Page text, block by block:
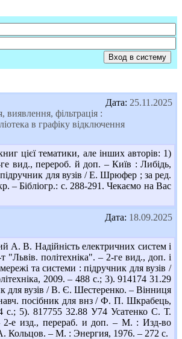
Дата: 25.11.2025
фільтрація :
в графіку відключення
цієї тематики, але інших авторів: 1)
вид., перероб. й доп. – Київ : Либідь,
для вузів / Е. Шрюфер ; за ред.
– Бібліогр.: с. 288-291. Чекаємо на Вас
Дата: 18.09.2025
А. В. Надійність електричних систем і
політехніка". – 2-ге вид., доп. і
та системи : підручник для вузів /
2009. – 488 с.; 3). 914174 31.29
для вузів / В. Є. Шестеренко. – Вінниця
посібник для внз / Ф. П. Шкрабець,
с.; 5). 817755 32.88 У74 Усатенко С. Т.
е изд., перераб. и доп. – М. : Изд-во
Кольцов. – М. : Энергия, 1976. – 272 с.